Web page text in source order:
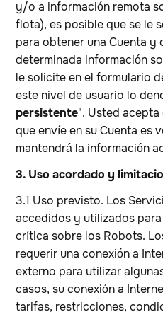
y/o a información remota
flota), es posible que se le
para obtener una Cuenta y
determinada información
le solicite en el formulario
este nivel de usuario lo
persistente". Usted
que envíe en su Cuenta es
mantendrá la información
3. Uso acordado y
3.1 Uso previsto. Los
accedidos y utilizados
crítica sobre los Robots.
requerir una conexión a
externo para utilizar
casos, su conexión a
tarifas, restricciones,